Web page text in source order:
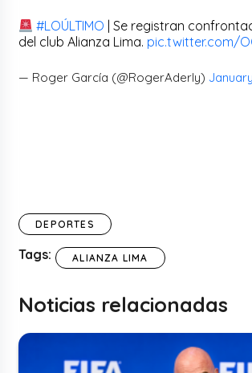
#LOÚLTIMO | Se registran
del club Alianza Lima. pic.twitter.com/
— Roger García (@RogerAderly)
DEPORTES
Tags: ALIANZA LIMA
Noticias relacionadas